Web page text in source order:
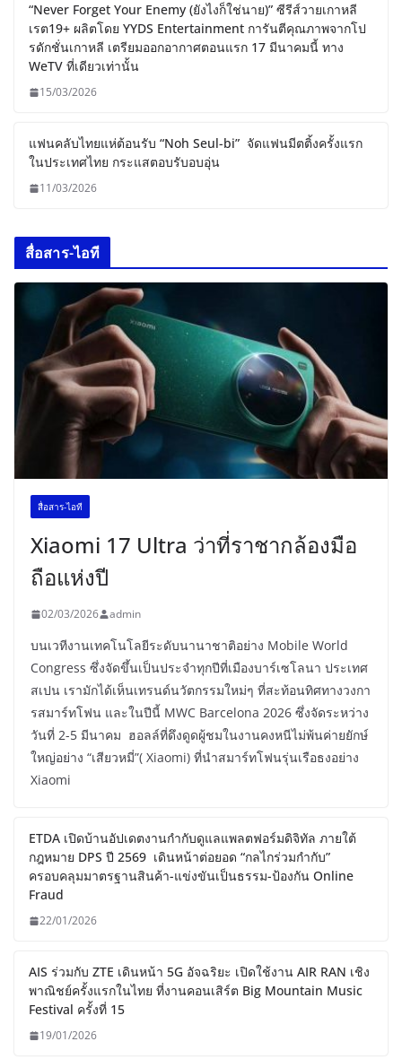
“Never Forget Your Enemy (ยังไงก็ใช่นาย)” ซีรีส์วายเกาหลี
เรต19+ ผลิตโดย YYDS Entertainment การันตีคุณภาพจากโป
รดักชั่นเกาหลี เตรียมออกอากาศตอนแรก 17 มีนาคมนี้ ทาง
WeTV ที่เดียวเท่านั้น
15/03/2026
แฟนคลับไทยแห่ต้อนรับ “Noh Seul-bi” จัดแฟนมีตติ้งครั้งแรก
ในประเทศไทย กระแสตอบรับอบอุ่น
11/03/2026
สื่อสาร-ไอที
สื่อสาร-ไอที
Xiaomi 17 Ultra ว่าที่ราชากล้องมือ
ถือแห่งปี
02/03/2026 admin
บนเวทีงานเทคโนโลยีระดับนานาชาติอย่าง Mobile World
Congress ซึ่งจัดขึ้นเป็นประจำทุกปีที่เมืองบาร์เซโลนา ประเทศ
สเปน เรามักได้เห็นเทรนด์นวัตกรรมใหม่ๆ ที่สะท้อนทิศทางวงกา
รสมาร์ทโฟน และในปีนี้ MWC Barcelona 2026 ซึ่งจัดระหว่าง
วันที่ 2-5 มีนาคม ฮอลล์ที่ดึงดูดผู้ชมในงานคงหนีไม่พ้นค่ายยักษ์
ใหญ่อย่าง “เสียวหมี่”( Xiaomi) ที่นำสมาร์ทโฟนรุ่นเรือธงอย่าง
Xiaomi
ETDA เปิดบ้านอัปเดตงานกำกับดูแลแพลตฟอร์มดิจิทัล ภายใต้
กฎหมาย DPS ปี 2569 เดินหน้าต่อยอด “กลไกร่วมกำกับ”
ครอบคลุมมาตรฐานสินค้า-แข่งขันเป็นธรรม-ป้องกัน Online
Fraud
22/01/2026
AIS ร่วมกับ ZTE เดินหน้า 5G อัจฉริยะ เปิดใช้งาน AIR RAN เชิง
พาณิชย์ครั้งแรกในไทย ที่งานคอนเสิร์ต Big Mountain Music
Festival ครั้งที่ 15
19/01/2026